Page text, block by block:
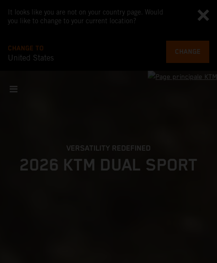
It looks like you are not on your country page. Would
you like to change to your current location?
CHANGE TO
United States
CHANGE
VERSATILITY REDEFINED
2026 KTM DUAL SPORT